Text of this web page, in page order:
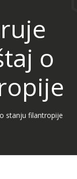
o
stanju filantropije